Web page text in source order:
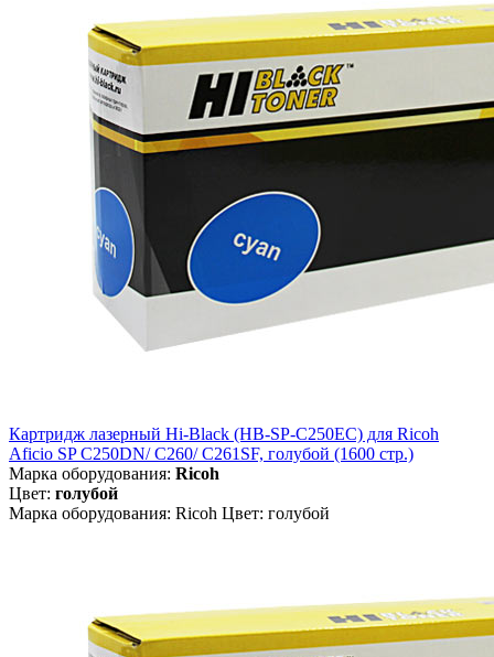
Картридж лазерный Hi-Black (HB-SP-C250EC) для Ricoh
Aficio SP C250DN/ C260/ C261SF, голубой (1600 стр.)
Марка оборудования: Ricoh
Цвет: голубой
Марка оборудования: Ricoh Цвет: голубой